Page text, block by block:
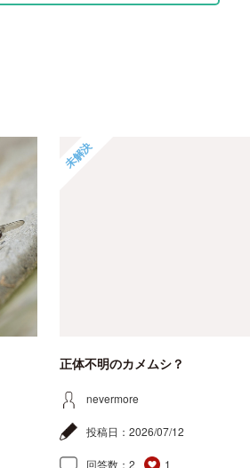
未解決
正体不明のカメムシ？
nevermore
投稿日： 2026/07/12
回答数： 2 1